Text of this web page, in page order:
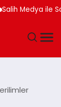
Medya ile